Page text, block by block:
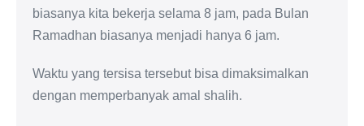
biasanya kita bekerja selama 8 jam, pada Bulan
Ramadhan biasanya menjadi hanya 6 jam.
Waktu yang tersisa tersebut bisa dimaksimalkan
dengan memperbanyak amal shalih.